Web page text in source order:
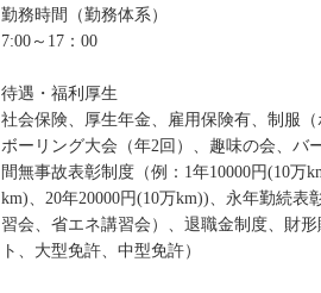
勤務時間（勤務体系）
7:00～17：00
待遇・福利厚生
社会保険、厚生年金、雇用保険有、制服
ボーリング大会（年2回）、趣味の会、バ
間無事故表彰制度（例：1年10000円(10万
km)、20年20000円(10万km))、永年勤続
習会、省エネ講習会）、退職金制度、財
ト、大型免許、中型免許）